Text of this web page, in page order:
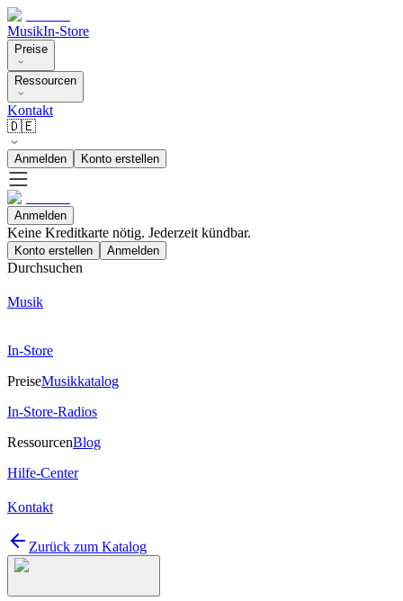
MusikIn-Store
Preise
Ressourcen
Kontakt
🇩🇪
Anmelden Konto erstellen
Anmelden
Keine Kreditkarte nötig. Jederzeit kündbar.
Konto erstellen Anmelden
Durchsuchen
Musik
In-Store
PreiseMusikkatalog
In-Store-Radios
RessourcenBlog
Hilfe-Center
Kontakt
Zurück zum Katalog